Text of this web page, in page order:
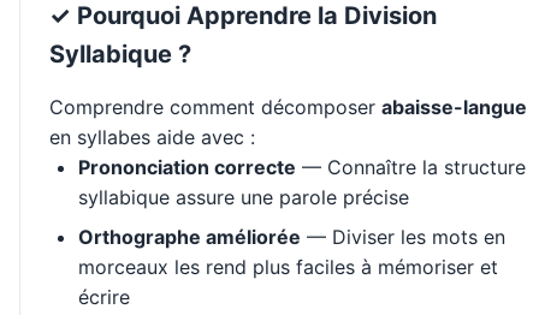
✓ Pourquoi Apprendre la Division
Syllabique ?
Comprendre comment décomposer abaisse-langue
en syllabes aide avec :
Prononciation correcte — Connaître la structure
syllabique assure une parole précise
Orthographe améliorée — Diviser les mots en
morceaux les rend plus faciles à mémoriser et
écrire